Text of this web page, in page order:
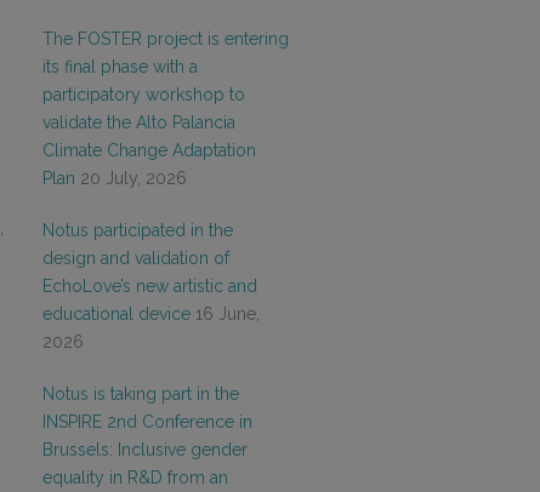
The FOSTER project is entering
its final phase with a
participatory workshop to
validate the Alto Palancia
Climate Change Adaptation
Plan 20 July, 2026
Notus participated in the
design and validation of
EchoLove’s new artistic and
educational device 16 June,
2026
Notus is taking part in the
INSPIRE 2nd Conference in
Brussels: Inclusive gender
equality in R&D from an